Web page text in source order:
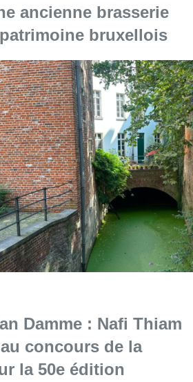
ancienne brasserie
bruxellois
Damme : Nafi Thiam
concours de la
la 50e édition